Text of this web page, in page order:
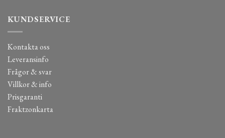
KUNDSERVICE
Kontakta oss
Leveransinfo
Frågor & svar
Villkor & info
Prisgaranti
Fraktzonkarta